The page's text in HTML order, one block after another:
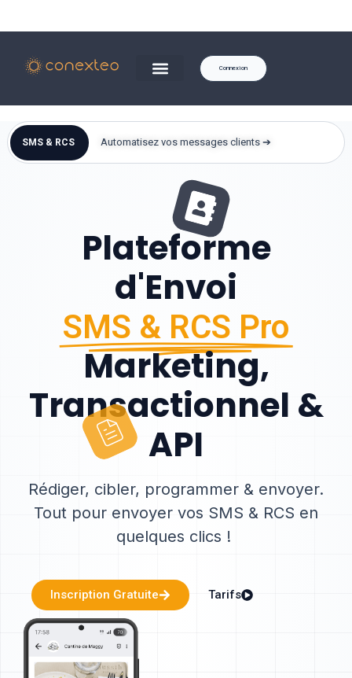
Connexion
SMS & RCS Automatisez vos messages clients ➔
Plateforme
d'Envoi
SMS & RCS Pro
Marketing,
Transactionnel &
API
Rédiger, cibler, programmer & envoyer.
Tout pour envoyer vos SMS & RCS en
quelques clics !
Inscription Gratuite Tarifs